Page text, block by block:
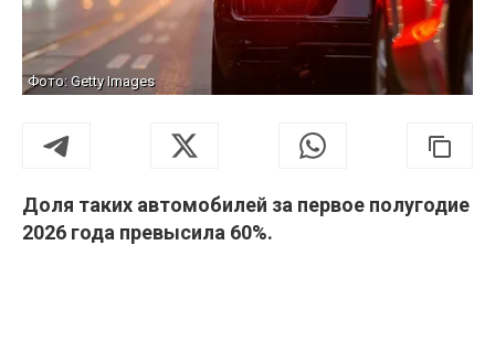
Фото: Getty Images
Доля таких автомобилей за первое полугодие
2026 года превысила 60%.